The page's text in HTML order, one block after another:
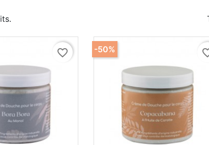
favorite_border -50%